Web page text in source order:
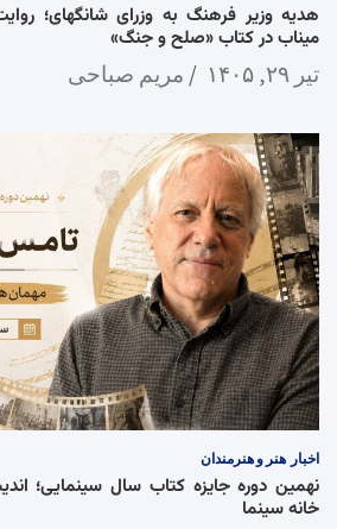
هدیه وزیر فرهنگ به وزرای شانگهای؛
میناب در کتاب «صلح و جنگ»
تیر ۲۹, ۱۴۰۵ مریم صباحی
اخبار هنر و هنرمندان
نهمین دوره جایزه کتاب سال سینمایی؛
خانه سینما